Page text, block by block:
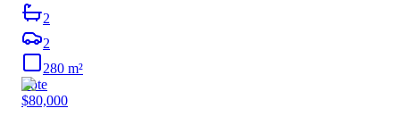
2
2
280 m²
Lote
$80,000